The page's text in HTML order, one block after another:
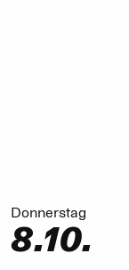
Donnerstag
8.10.